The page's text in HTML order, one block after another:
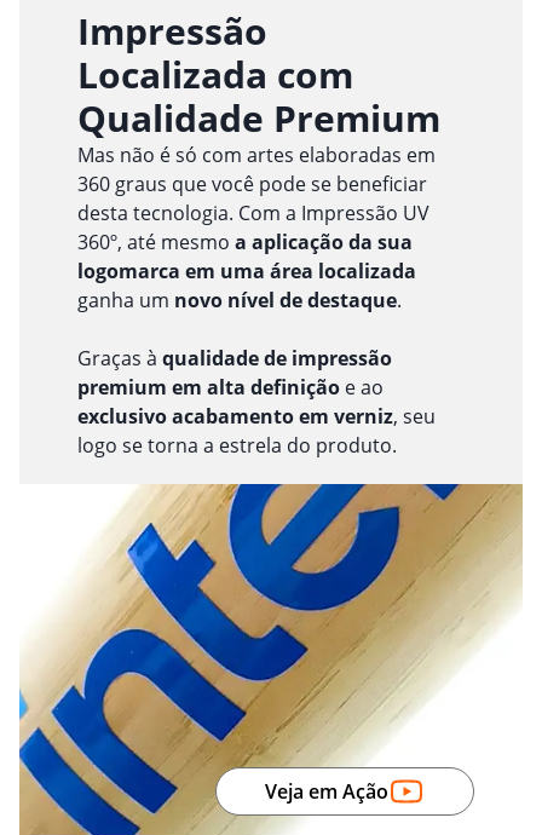
Impressão
Localizada com
Qualidade Premium
Mas não é só com artes elaboradas em
360 graus que você pode se beneficiar
desta tecnologia. Com a Impressão UV
360º, até mesmo a aplicação da sua
logomarca em uma área localizada
ganha um novo nível de destaque.
Graças à qualidade de impressão
premium em alta definição e ao
exclusivo acabamento em verniz, seu
logo se torna a estrela do produto.
Veja em Ação